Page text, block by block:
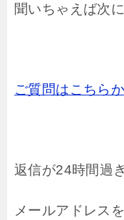
聞いちゃえば次
ご質問はこちら
返信が24時間過
メールアドレス